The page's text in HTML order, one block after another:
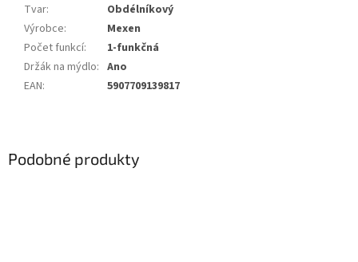
Tvar:
Obdélníkový
Výrobce:
Mexen
Počet funkcí:
1-funkčná
Držák na mýdlo: Ano
EAN: 5907709139817
Podobné produkty